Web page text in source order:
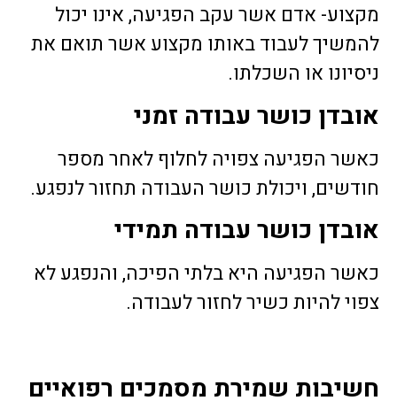
מקצוע- אדם אשר עקב הפגיעה, אינו יכול
להמשיך לעבוד באותו מקצוע אשר תואם את
ניסיונו או השכלתו.
אובדן כושר עבודה זמני
כאשר הפגיעה צפויה לחלוף לאחר מספר
חודשים, ויכולת כושר העבודה תחזור לנפגע.
אובדן כושר עבודה תמידי
כאשר הפגיעה היא בלתי הפיכה, והנפגע לא
צפוי להיות כשיר לחזור לעבודה.
חשיבות שמירת מסמכים רפואיים